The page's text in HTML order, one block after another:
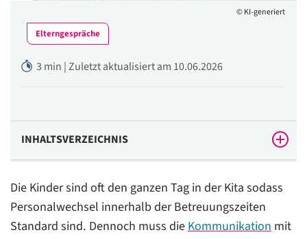
© KI-generiert
Elterngespräche
3 min | Zuletzt aktualisiert am 10.06.2026
INHALTSVERZEICHNIS
Rechtlicher Hintergrund bei Unfällen in der Kita
Das ist zu tun
Die Kinder sind oft den ganzen Tag in der Kita sodass
Personalwechsel innerhalb der Betreuungszeiten
Standard sind. Dennoch muss dieKommunikationmit